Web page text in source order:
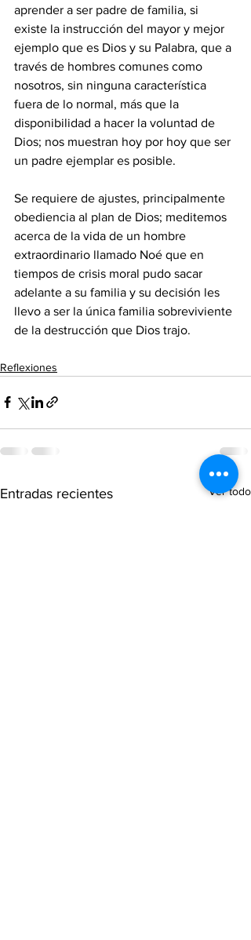
aprender a ser padre de familia, si
existe la instrucción del mayor y mejor
ejemplo que es Dios y su Palabra, que a
través de hombres comunes como
nosotros, sin ninguna característica
fuera de lo normal, más que la
disponibilidad a hacer la voluntad de
Dios; nos muestran hoy por hoy que ser
un padre ejemplar es posible.
Se requiere de ajustes, principalmente
obediencia al plan de Dios; meditemos
acerca de la vida de un hombre
extraordinario llamado Noé que en
tiempos de crisis moral pudo sacar
adelante a su familia y su decisión les
llevo a ser la única familia sobreviviente
de la destrucción que Dios trajo.
Reflexiones
Entradas recientes Ver todo